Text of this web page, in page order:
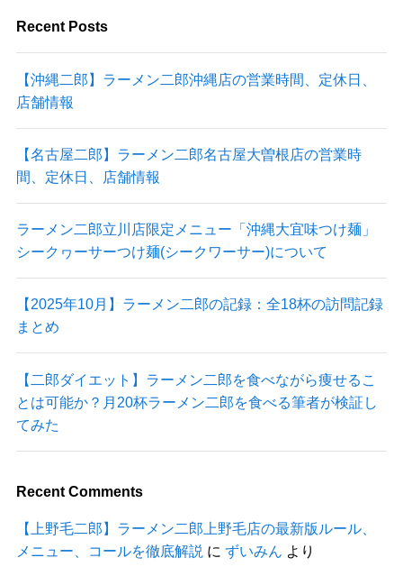
Recent Posts
【沖縄二郎】ラーメン二郎沖縄店の営業時間、定休日、
店舗情報
【名古屋二郎】ラーメン二郎名古屋大曽根店の営業時
間、定休日、店舗情報
ラーメン二郎立川店限定メニュー「沖縄大宜味つけ麺」
シークヮーサーつけ麺(シークワーサー)について
【2025年10月】ラーメン二郎の記録：全18杯の訪問記録
まとめ
【二郎ダイエット】ラーメン二郎を食べながら痩せるこ
とは可能か？月20杯ラーメン二郎を食べる筆者が検証し
てみた
Recent Comments
【上野毛二郎】ラーメン二郎上野毛店の最新版ルール、
メニュー、コールを徹底解説 に ずいみん より